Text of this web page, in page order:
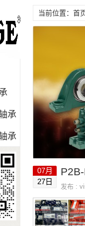
承
承
当前位置：首
07月
27日
发布 :